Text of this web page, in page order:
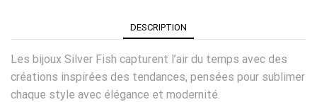
DESCRIPTION
Les bijoux Silver Fish capturent l’air du temps avec des
créations inspirées des tendances, pensées pour sublimer
chaque style avec élégance et modernité.